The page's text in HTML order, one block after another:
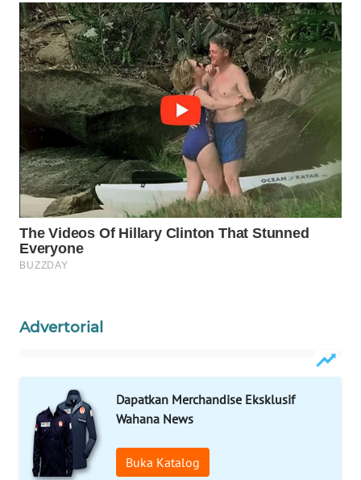
Advertorial
Dapatkan Merchandise Eksklusif
Wahana News
Buka Katalog
WAHANANEWS
CO ID
WAHANANEWS
NET
WAHANA
SPORT
WAHANA
UMKM
WAHANA
SELEB
PERSONA
WAHANA
HEALTH